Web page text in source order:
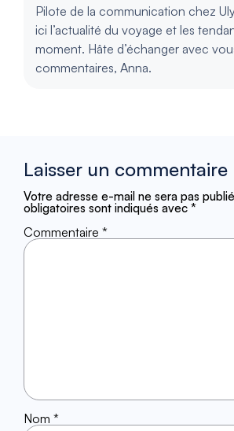
Pilote de la communication chez
ici l’actualité du voyage et les
moment. Hâte d’échanger avec
commentaires, Anna.
Laisser un commentaire
Votre adresse e-mail ne sera pas
obligatoires sont indiqués avec *
Commentaire *
Nom *